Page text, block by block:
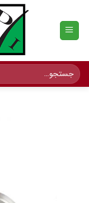
content
جستجو
برای: